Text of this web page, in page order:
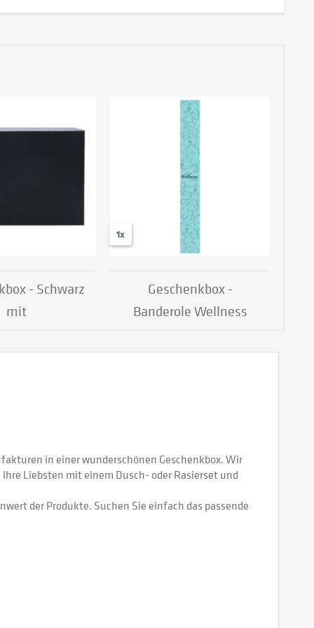
- Schwarz
mit
1x
Geschenkbox -
Banderole Wellness
in einer wunderschönen Geschenkbox. Wir
Liebsten mit einem Dusch- oder Rasierset und
der Produkte. Suchen Sie einfach das passende